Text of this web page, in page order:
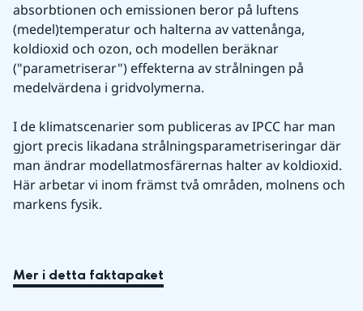
absorbtionen och emissionen beror på luftens
(medel)temperatur och halterna av vattenånga,
koldioxid och ozon, och modellen beräknar
("parametriserar") effekterna av strålningen på
medelvärdena i gridvolymerna.
I de klimatscenarier som publiceras av IPCC har man
gjort precis likadana strålningsparametriseringar där
man ändrar modellatmosfärernas halter av koldioxid.
Här arbetar vi inom främst två områden, molnens och
markens fysik.
Mer i detta faktapaket